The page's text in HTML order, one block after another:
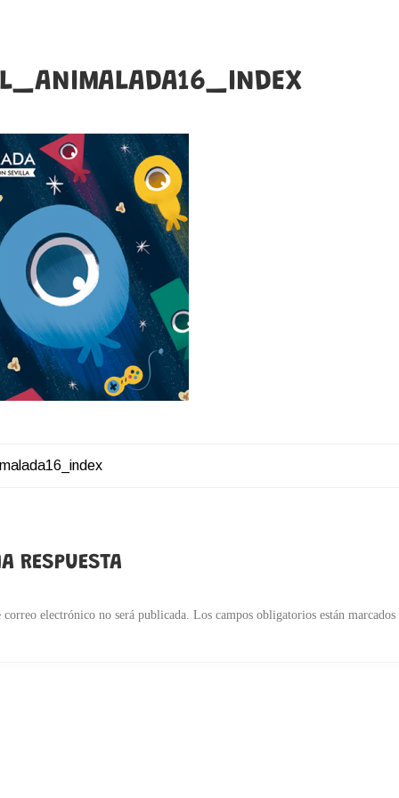
RESPUESTA
electrónico no será publicada. Los campos obligatorios están marcados